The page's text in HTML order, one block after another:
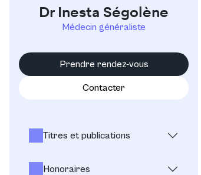
Dr Inesta Ségolène
Médecin généraliste
Prendre rendez-vous
Contacter
Titres et publications
Honoraires